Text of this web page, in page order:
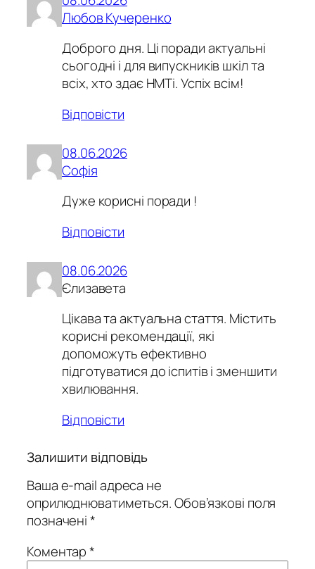
Любов Кучеренко
Доброго дня. Ці поради актуальні
сьогодні і для випускників шкіл та
всіх, хто здає НМТі. Успіх всім!
Відповісти
08.06.2026
Софія
Дуже корисні поради !
Відповісти
08.06.2026
Єлизавета
Цікава та актуальна стаття. Містить
корисні рекомендації, які
допоможуть ефективно
підготуватися до іспитів і зменшити
хвилювання.
Відповісти
Залишити відповідь
Ваша e-mail адреса не
оприлюднюватиметься.Обов’язкові поля
позначені*
Коментар*